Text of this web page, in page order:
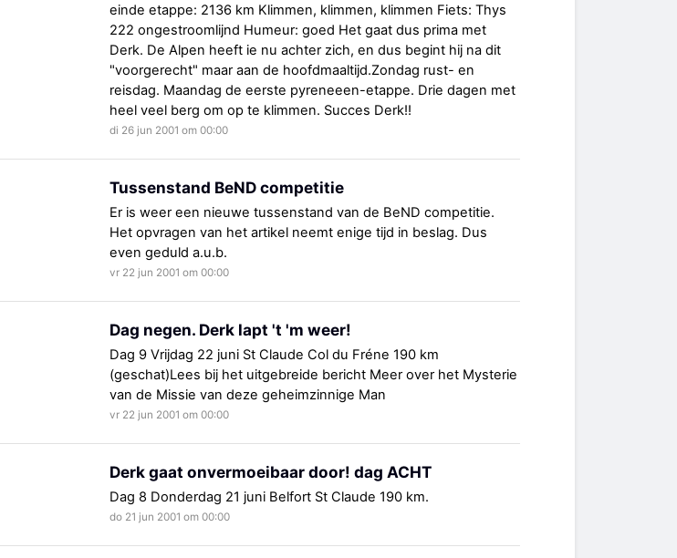
einde etappe: 2136 km Klimmen, klimmen, klimmen Fiets: Thys
222 ongestroomlijnd Humeur: goed Het gaat dus prima met
Derk. De Alpen heeft ie nu achter zich, en dus begint hij na dit
"voorgerecht" maar aan de hoofdmaaltijd.Zondag rust- en
reisdag. Maandag de eerste pyreneeen-etappe. Drie dagen met
heel veel berg om op te klimmen. Succes Derk!!
di 26 jun 2001 om 00:00
Tussenstand BeND competitie
Er is weer een nieuwe tussenstand van de BeND competitie.
Het opvragen van het artikel neemt enige tijd in beslag. Dus
even geduld a.u.b.
vr 22 jun 2001 om 00:00
Dag negen. Derk lapt 't 'm weer!
Dag 9 Vrijdag 22 juni St Claude Col du Fréne 190 km
(geschat)Lees bij het uitgebreide bericht Meer over het Mysterie
van de Missie van deze geheimzinnige Man
vr 22 jun 2001 om 00:00
Derk gaat onvermoeibaar door! dag ACHT
Dag 8 Donderdag 21 juni Belfort St Claude 190 km.
do 21 jun 2001 om 00:00